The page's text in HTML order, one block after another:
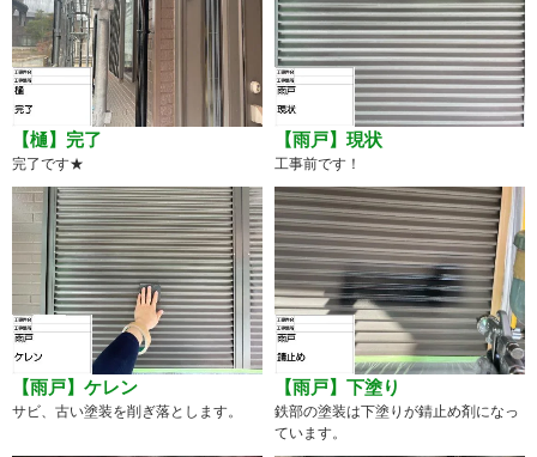
【樋】完了
完了です★
【雨戸】現状
工事前です！
【雨戸】ケレン
サビ、古い塗装を削ぎ落とします。
【雨戸】下塗り
鉄部の塗装は下塗りが錆止め剤になっ
ています。